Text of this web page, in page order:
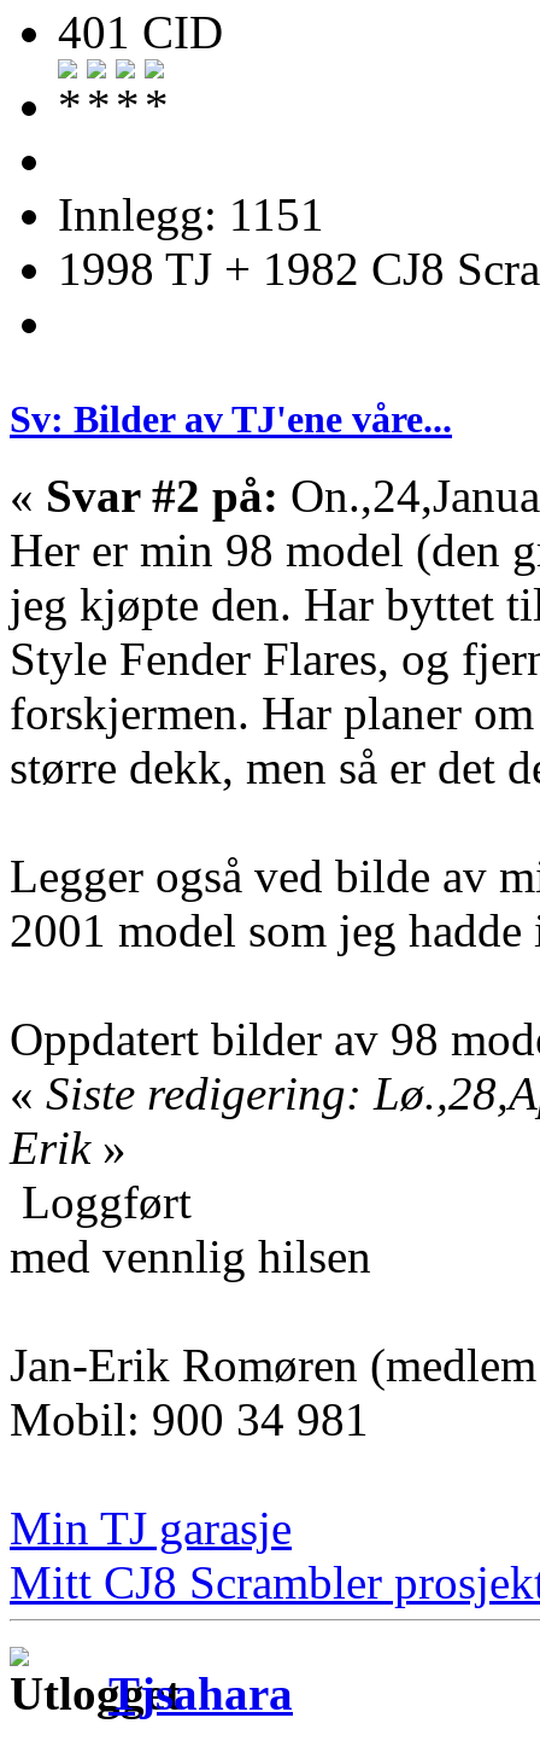
401 CID
Innlegg: 1151
1998 TJ + 1982 CJ8
Sv: Bilder av TJ'ene våre...
« Svar #2 på:
Her er min 98 model (den
jeg kjøpte den. Har byttet
Style Fender Flares, og
forskjermen. Har planer
større dekk, men så er det
Legger også ved bilde av
2001 model som jeg
Oppdatert bilder av 98
« Siste redigering:
Erik»
Loggført
med vennlig hilsen
Jan-Erik Romøren
Mobil: 900 34 981
Min TJ garasje
Mitt CJ8 Scrambler
Tjsahara